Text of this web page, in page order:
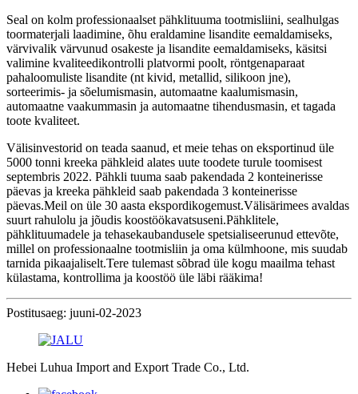
Seal on kolm professionaalset pähklituuma tootmisliini, sealhulgas
toormaterjali laadimine, õhu eraldamine lisandite eemaldamiseks,
värvivalik värvunud osakeste ja lisandite eemaldamiseks, käsitsi
valimine kvaliteedikontrolli platvormi poolt, röntgenaparaat
pahaloomuliste lisandite (nt kivid, metallid, silikoon jne),
sorteerimis- ja sõelumismasin, automaatne kaalumismasin,
automaatne vaakummasin ja automaatne tihendusmasin, et tagada
toote kvaliteet.
Välisinvestorid on teada saanud, et meie tehas on eksportinud üle
5000 tonni kreeka pähkleid alates uute toodete turule toomisest
septembris 2022. Pähkli tuuma saab pakendada 2 konteinerisse
päevas ja kreeka pähkleid saab pakendada 3 konteinerisse
päevas.Meil on üle 30 aasta ekspordikogemust.Välisärimees avaldas
suurt rahulolu ja jõudis koostöökavatsuseni.Pähklitele,
pähklituumadele ja tehasekaubandusele spetsialiseerunud ettevõte,
millel on professionaalne tootmisliin ja oma külmhoone, mis suudab
tarnida pikaajaliselt.Tere tulemast sõbrad üle kogu maailma tehast
külastama, kontrollima ja koostöö üle läbi rääkima!
Postitusaeg: juuni-02-2023
Hebei Luhua Import and Export Trade Co., Ltd.